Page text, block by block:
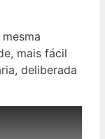
mais fácil
deliberada